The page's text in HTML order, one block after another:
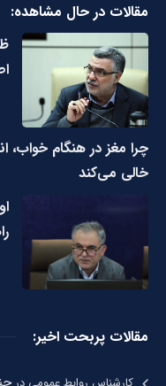
مقالات در حال مشاهده:
چرا مغز در هنگام خواب،
خالی می‌کند
مقالات پربحت اخیر: